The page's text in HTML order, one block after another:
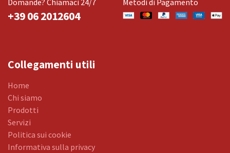
Domande? Chiamaci 24/7
+39 06 2012604
Metodi di Pagamento
Collegamenti utili
Home
Chi siamo
Prodotti
Servizi
Politica sui cookie
Informativa sulla privacy